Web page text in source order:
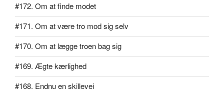
#172. Om at finde modet
#171. Om at være tro mod sig selv
#170. Om at lægge troen bag sig
#169. Ægte kærlighed
#168. Endnu en skillevej